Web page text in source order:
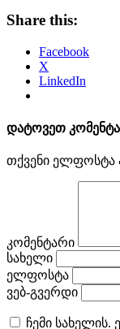
Share this:
Facebook
X
LinkedIn
დატოვეთ
თქვენი ელფოსტა
კომენტარი
სახელი
ელფოსტა
ვებ-გვერდი
ჩემი